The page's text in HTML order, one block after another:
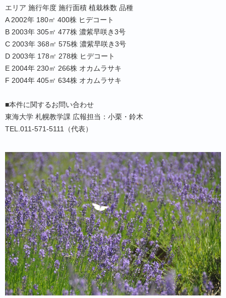
エリア 施行年度 施行面積 植栽株数 品種
A 2002年 180㎡ 400株 ヒデコート
B 2003年 305㎡ 477株 濃紫早咲き3号
C 2003年 368㎡ 575株 濃紫早咲き3号
D 2003年 178㎡ 278株 ヒデコート
E 2004年 230㎡ 266株 オカムラサキ
F 2004年 405㎡ 634株 オカムラサキ
■本件に関するお問い合わせ
東海大学 札幌教学課 広報担当：小栗・鈴木
TEL.011-571-5111（代表）